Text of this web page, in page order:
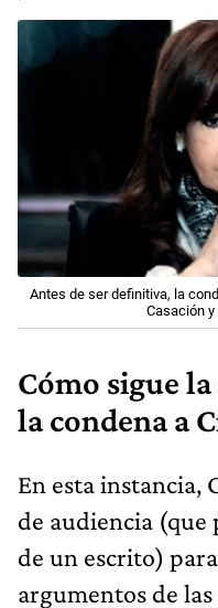
Antes de ser definitiva, la
Casación y
Cómo sigue
la condena a
En esta instancia,
de audiencia (que
de un escrito)
argumentos de